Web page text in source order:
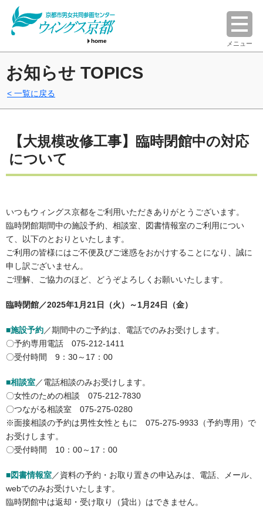
home メニュー
お知らせ TOPICS
一覧に戻る
【大規模改修工事】臨時閉館中の対応
について
いつもウィングス京都をご利用いただきありがとうございます。
臨時閉館期間中の施設予約、相談室、図書情報室のご利用につい
て、以下のとおりといたします。
ご利用の皆様にはご不便及びご迷惑をおかけすることになり、誠に
申し訳ございません。
ご理解、ご協力のほど、どうぞよろしくお願いいたします。
臨時閉館／2025年1月21日（火）～1月24日（金）
■施設予約／期間中のご予約は、電話でのみお受けします。
〇予約専用電話 075-212-1411
〇受付時間 9：30～17：00
■相談室／電話相談のみお受けします。
〇女性のための相談 075-212-7830
〇つながる相談室 075-275-0280
※面接相談の予約は男性女性ともに 075-275-9933（予約専用）で
お受けします。
〇受付時間 10：00～17：00
■図書情報室／資料の予約・お取り置きの申込みは、電話、メール、
webでのみお受けいたします。
臨時閉館中は返却・受け取り（貸出）はできません。